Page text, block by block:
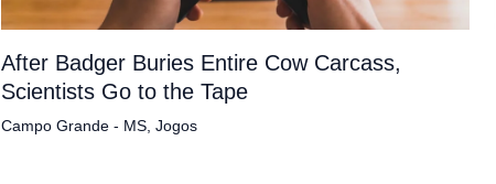
After Badger Buries Entire Cow Carcass,
Scientists Go to the Tape
Campo Grande - MS, Jogos